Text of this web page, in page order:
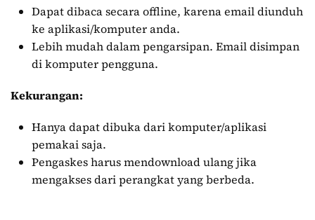
Dapat dibaca secara offline, karena email diunduh
ke aplikasi/komputer anda.
Lebih mudah dalam pengarsipan. Email disimpan
di komputer pengguna.
Kekurangan:
Hanya dapat dibuka dari komputer/aplikasi
pemakai saja.
Pengaskes harus mendownload ulang jika
mengakses dari perangkat yang berbeda.